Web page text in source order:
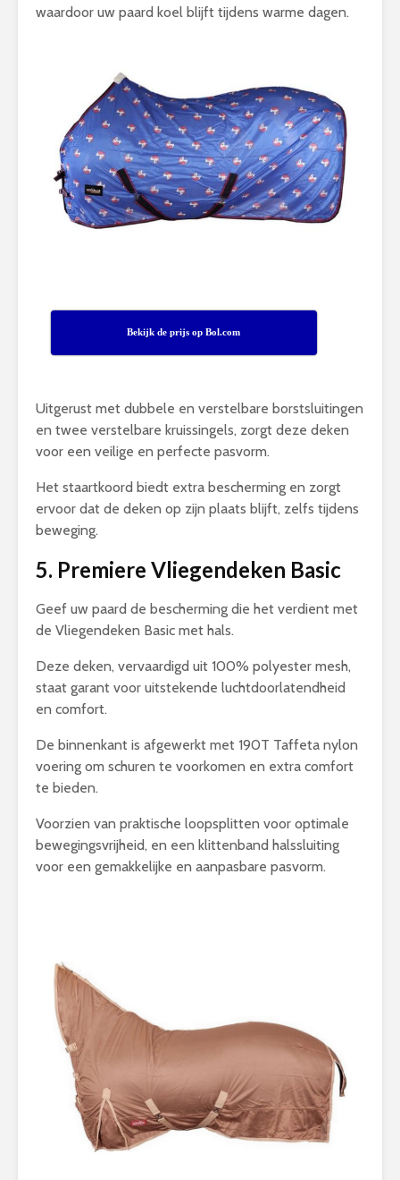
waardoor uw paard koel blijft tijdens warme dagen.
Bekijk de prijs op Bol.com
Uitgerust met dubbele en verstelbare borstsluitingen
en twee verstelbare kruissingels, zorgt deze deken
voor een veilige en perfecte pasvorm.
Het staartkoord biedt extra bescherming en zorgt
ervoor dat de deken op zijn plaats blijft, zelfs tijdens
beweging.
5. Premiere Vliegendeken Basic
Geef uw paard de bescherming die het verdient met
de Vliegendeken Basic met hals.
Deze deken, vervaardigd uit 100% polyester mesh,
staat garant voor uitstekende luchtdoorlatendheid
en comfort.
De binnenkant is afgewerkt met 190T Taffeta nylon
voering om schuren te voorkomen en extra comfort
te bieden.
Voorzien van praktische loopsplitten voor optimale
bewegingsvrijheid, en een klittenband halssluiting
voor een gemakkelijke en aanpasbare pasvorm.